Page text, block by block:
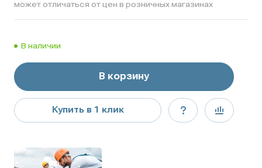
может отличаться от цен в розничных магазинах
В наличии
В корзину
Купить в 1 клик